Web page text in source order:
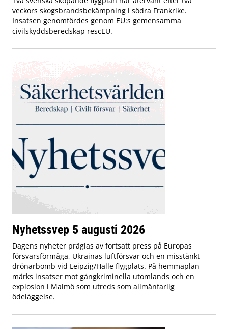
veckors skogsbrandsbekämpning i södra Frankrike.
Insatsen genomfördes genom EU:s gemensamma
civilskyddsberedskap rescEU.
Nyhetssvep 5 augusti 2026
Dagens nyheter präglas av fortsatt press på Europas
försvarsförmåga, Ukrainas luftförsvar och en misstänkt
drönarbomb vid Leipzig/Halle flygplats. På hemmaplan
märks insatser mot gängkriminella utomlands och en
explosion i Malmö som utreds som allmänfarlig
ödeläggelse.